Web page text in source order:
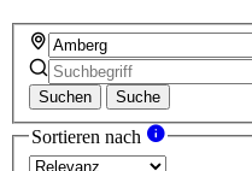
Suchen Suche
Sortieren nach